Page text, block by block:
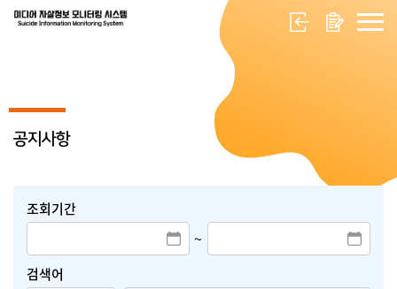
공지사항
조회기간
~
검색어